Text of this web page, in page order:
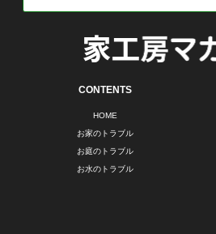
CONTENTS
HOME
お家のトラブル
お庭のトラブル
お水のトラブル